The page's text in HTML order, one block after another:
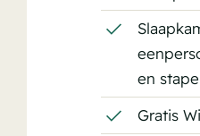
en
Gratis